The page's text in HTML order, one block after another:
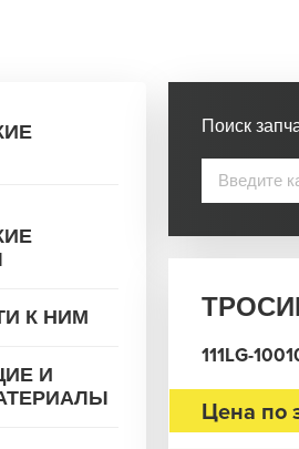
К НИМ
И
Поиск
111LG-
Цена по